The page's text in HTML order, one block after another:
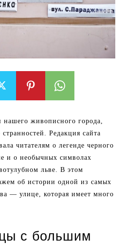
живописного города,
Редакция сайта
читателям о легенде черного
и о необычных символах
льве. В этом
об истории одной из самых
— улице, которая имеет много
с большим